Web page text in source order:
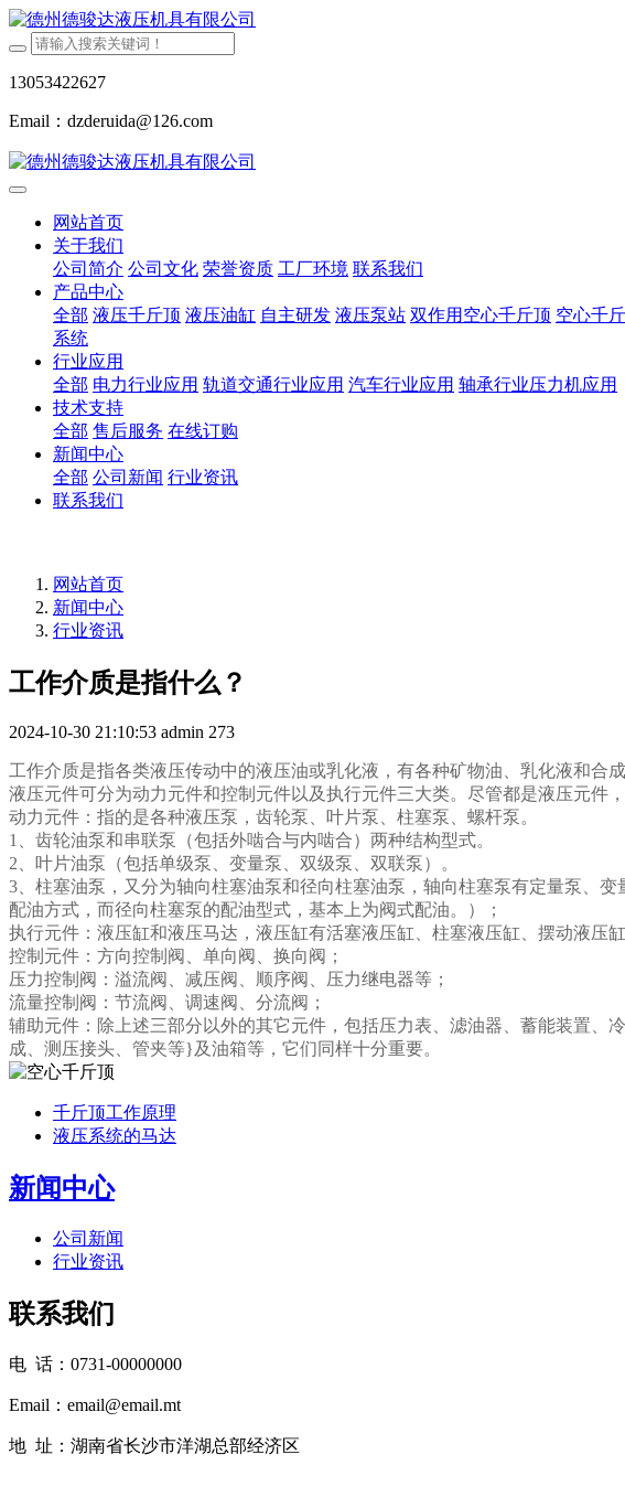
13053422627
Email：dzderuida@126.com
网站首页
关于我们
公司简介 公司文化 荣誉资质 工厂环境 联系我们
产品中心
全部 液压千斤顶 液压油缸 自主研发 液压泵站 双作用空心千斤顶 空心千
系统
行业应用
全部 电力行业应用 轨道交通行业应用 汽车行业应用 轴承行业压力机应用
技术支持
全部 售后服务 在线订购
新闻中心
全部 公司新闻 行业资讯
联系我们
网站首页
新闻中心
行业资讯
工作介质是指什么？
2024-10-30 21:10:53 admin 273
工作介质是指各类液压传动中的液压油或乳化液，有各种矿物油、乳化液和合
液压元件可分为动力元件和控制元件以及执行元件三大类。尽管都是液压元件
动力元件：指的是各种液压泵 ，齿轮泵、叶片泵、柱塞泵、螺杆泵。
1、齿轮油泵和串联泵（包括外啮合与内啮合）两种结构型式。
2、叶片油泵（包括单级泵、变量泵、双级泵、双联泵）。
3、柱塞油泵，又分为轴向柱塞油泵和径向柱塞油泵，轴向柱塞泵有定量泵、
配油方式，而径向柱塞泵的配油型式，基本上为阀式配油。）；
执行元件：液压缸和液压马达， 液压缸有活塞液压缸、柱塞液压缸 、摆动液压缸
控制元件：方向控制阀、单向阀、换向阀；
压力控制阀：溢流阀、减压阀、顺序阀、压力继电器等；
流量控制阀：节流阀、调速阀、分流阀；
辅助元件：除上述三部分以外的其它元件，包括压力表、滤油器、蓄能装置、
成、测压接头、管夹等}及油箱等，它们同样十分重要。
千斤顶工作原理
液压系统的马达
新闻中心
公司新闻
行业资讯
联系我们
电 话：0731-00000000
Email：email@email.mt
地 址：湖南省长沙市洋湖总部经济区